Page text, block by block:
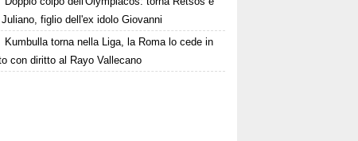
figlio dell'ex idolo Giovanni
Kumbulla torna nella Liga, la Roma lo cede in
con diritto al Rayo Vallecano